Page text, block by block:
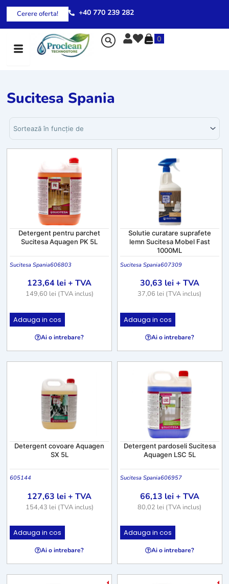
Skip
content
Cerere oferta! +40 770 239 282
0
Sucitesa Spania
Sortează produsele
Detergent pentru parchet
Sucitesa Aquagen PK 5L
Sucitesa Spania606803
123,64 lei+ TVA
149,60 lei (TVA inclus)
Adauga in cos
Ai o intrebare?
Solutie curatare suprafete
lemn Sucitesa Mobel Fast
1000ML
Sucitesa Spania607309
30,63 lei+ TVA
37,06 lei (TVA inclus)
Adauga in cos
Ai o intrebare?
Detergent covoare Aquagen
SX 5L
605144
127,63 lei+ TVA
154,43 lei (TVA inclus)
Adauga in cos
Ai o intrebare?
Detergent pardoseli Sucitesa
Aquagen LSC 5L
Sucitesa Spania606957
66,13 lei+ TVA
80,02 lei (TVA inclus)
Adauga in cos
Ai o intrebare?